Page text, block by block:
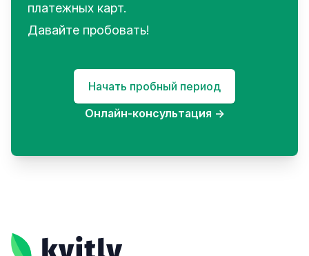
платежных карт.
Давайте пробовать!
Начать пробный период
Онлайн-консультация →